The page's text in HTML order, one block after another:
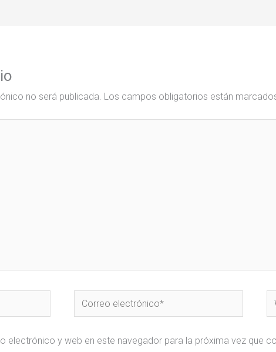
no será publicada. Los campos obligatorios están
Correo
electrónico*
electrónico y web en este navegador para la próxima vez que